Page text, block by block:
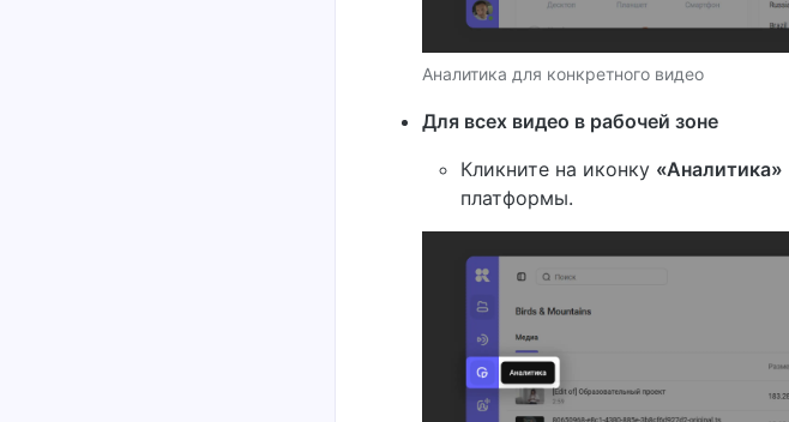
Аналитика для конкретного видео
Для всех видео в рабочей зоне
Кликните на иконку «Аналитика»
платформы.